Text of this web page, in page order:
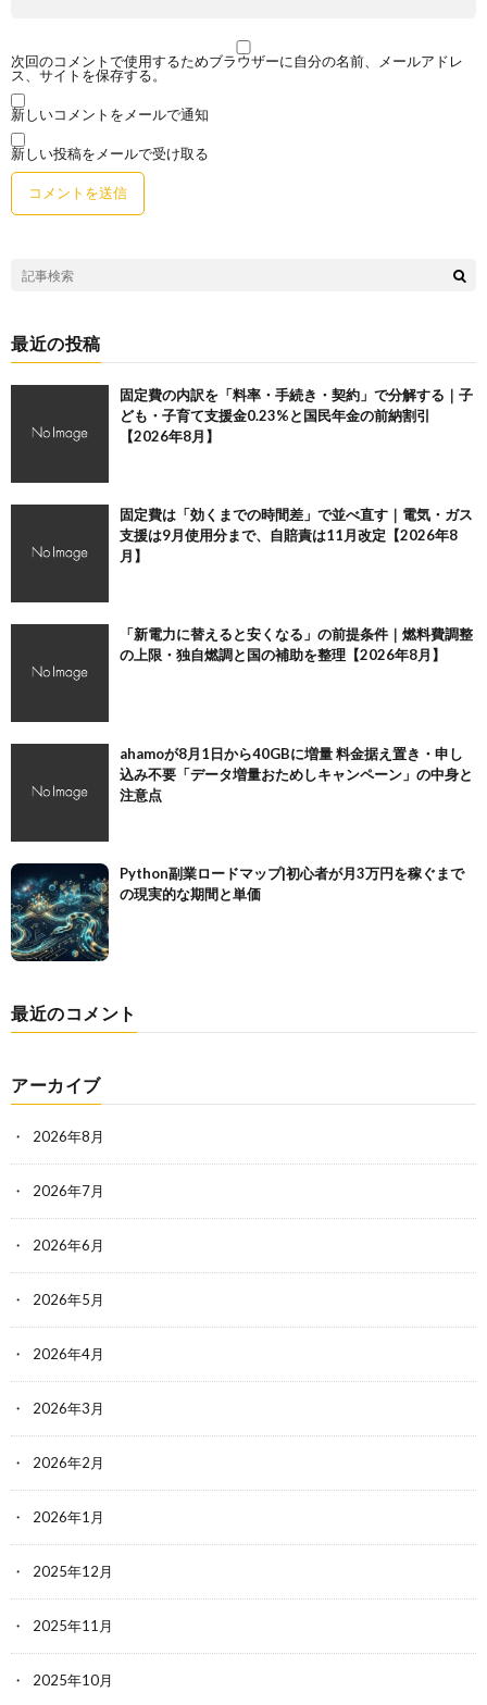
次回のコメントで使用するためブラウザーに自分の名前、メールアドレ
ス、サイトを保存する。
新しいコメントをメールで通知
新しい投稿をメールで受け取る
最近の投稿
固定費の内訳を「料率・手続き・契約」で分解する｜子
ども・子育て支援金0.23%と国民年金の前納割引
【2026年8月】
固定費は「効くまでの時間差」で並べ直す｜電気・ガス
支援は9月使用分まで、自賠責は11月改定【2026年8
月】
「新電力に替えると安くなる」の前提条件｜燃料費調整
の上限・独自燃調と国の補助を整理【2026年8月】
ahamoが8月1日から40GBに増量 料金据え置き・申し
込み不要「データ増量おためしキャンペーン」の中身と
注意点
Python副業ロードマップ|初心者が月3万円を稼ぐまで
の現実的な期間と単価
最近のコメント
アーカイブ
2026年8月
2026年7月
2026年6月
2026年5月
2026年4月
2026年3月
2026年2月
2026年1月
2025年12月
2025年11月
2025年10月